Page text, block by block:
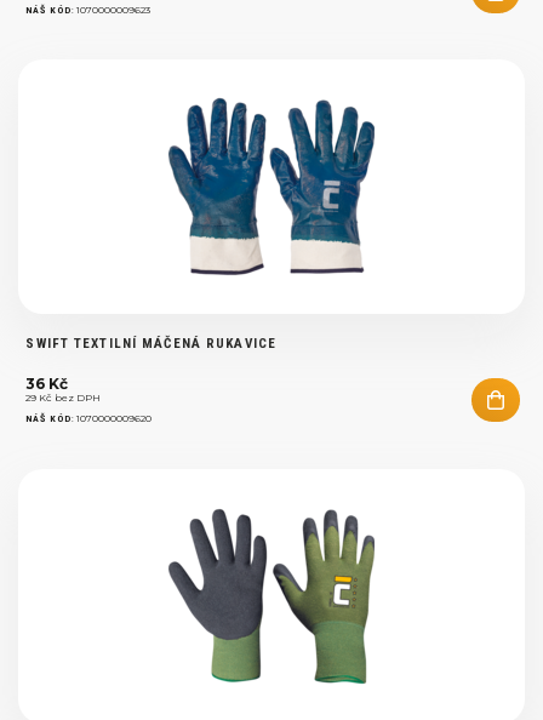
NÁŠ KÓD:1070000009623
SWIFT TEXTILNÍ MÁČENÁ RUKAVICE
36 Kč
29 Kč bez DPH
NÁŠ KÓD:1070000009620